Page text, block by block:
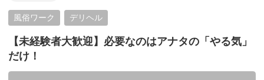
風俗ワーク デリヘル
【未経験者大歓迎】必要なのはアナタの「やる気」
だけ！